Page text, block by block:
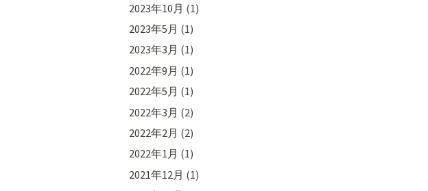
2023年10月 (1)
2023年5月 (1)
2023年3月 (1)
2022年9月 (1)
2022年5月 (1)
2022年3月 (2)
2022年2月 (2)
2022年1月 (1)
2021年12月 (1)